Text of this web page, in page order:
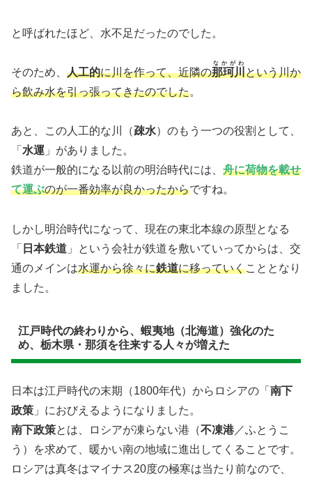
と呼ばれたほど、水不足だったのでした。
そのため、 人工的に川を作って、近隣の那珂川
なかがわ
という川か
ら飲み水を引っ張ってきたのでした。
あと、この人工的な川（疎水）のもう一つの役割として、
「 水運 」がありました。
鉄道が一般的になる以前の明治時代には、 舟に荷物を載せ
て運ぶのが一番効率が良かったからですね。
しかし明治時代になって、現在の東北本線の原型となる
「 日本鉄道 」という会社が鉄道を敷いていってからは、交
通のメインは水運から徐々に鉄道に移っていくこととなり
ました。
江戸時代の終わりから、蝦夷地（北海道）強化のた
め、栃木県・那須を往来する人々が増えた
日本は江戸時代の末期（1800年代）からロシアの「 南下
政策 」におびえるようになりました。
南下政策とは、ロシアが凍らない港（不凍港／ふとうこ
う）を求めて、暖かい南の地域に進出してくることです。
ロシアは真冬はマイナス20度の極寒は当たり前なので、